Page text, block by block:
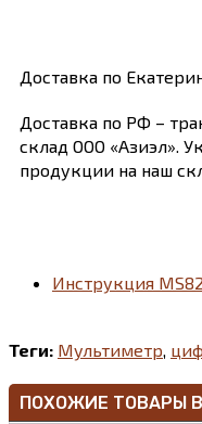
Доставка по
Доставка по РФ –
склад ООО «Азиэл».
продукции на наш
Инструкция
Теги: Мультиметр
ПОХОЖИЕ ТОВАРЫ